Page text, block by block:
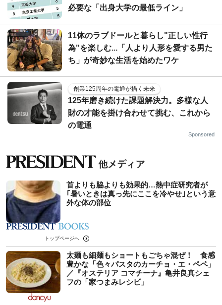
必要な「出身大学の最低ライン」
11体のラブドールと暮らし"正しい性行
為"を楽しむ...「人より人形を愛する男た
ち」が奇妙な生活を始めたワケ
創業125周年の電通が描く未来
125年磨き続けた課題解決力。多様な人
財の才能を掛け合わせて挑む、これから
の電通
Sponsored
首よりも脇よりも効果的…熱中症研究者が
｢暑いときは真っ先にここを冷やせ｣という意
外な体の部位
トップページへ
太麺も細麺もショートもごちゃ混ぜ！ 食感
豊かな「色々パスタのカーチョ・エ・ペペ」
／『オステリア コマチーナ』亀井良真シェ
フの「家つまみレシピ」